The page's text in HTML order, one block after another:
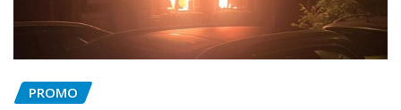
PROMO